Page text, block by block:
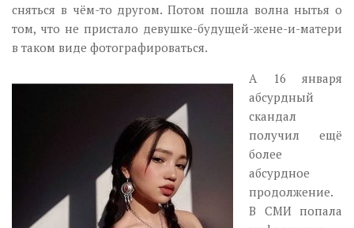
сняться в чём-то другом. Потом пошла волна нытья о
том, что не пристало девушке-будущей-жене-и-матери
в таком виде фотографироваться.
А 16 января
абсурдный
скандал
получил ещё
более
абсурдное
продолжение.
В СМИ попала